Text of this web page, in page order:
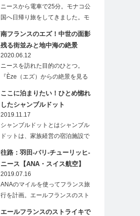
ニースから電車で25分。モナコ公
国へ日帰り旅をしてきました。モ
南フランスのエズ！中世の面影
残る街並みと地中海の絶景
2020.06.12
ニースを訪れた目的のひとつ。
『Èze（エズ）からの絶景を見る
ここに泊まりたい！ひとめ惚れ
したシャンブルドット
2019.11.17
シャンブルドットとはシャンブル
ドットは、家族経営の宿泊施設で
往路：羽田-パリ-チューリッヒ-
ニース【ANA・スイス航空】
2019.07.16
ANAのマイルを使ってフランス旅
行を計画。エールフランスのスト
エールフランスのストライキで